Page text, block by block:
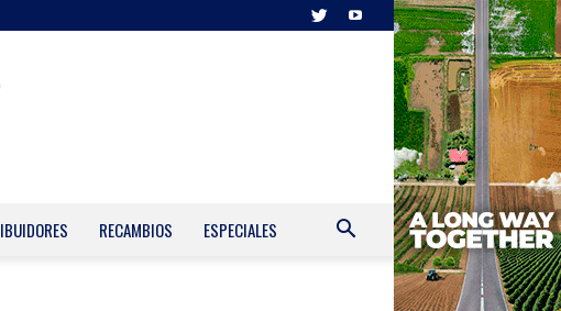
RECAMBIOS ESPECIALES